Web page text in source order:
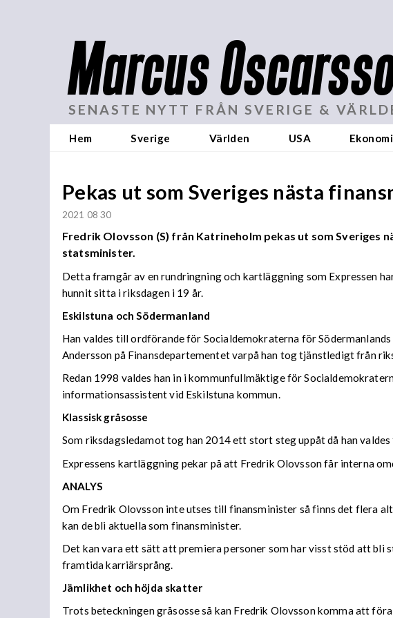
Marcus
SENASTE NYTT FRÅN SVERIGE &
Hem Sverige Världen USA Ekonomi
Pekas ut som Sveriges nästa
2021 08 30
Fredrik Olovsson (S) från Katrineholm pekas ut som Sveriges
statsminister.
Detta framgår av en rundringning och kartläggning som Expressen
hunnit sitta i riksdagen i 19 år.
Eskilstuna och Södermanland
Han valdes till ordförande för Socialdemokraterna för
Andersson på Finansdepartementet varpå han tog tjänstledigt från
Redan 1998 valdes han in i kommunfullmäktige för
informationsassistent vid Eskilstuna kommun.
Klassisk gråsosse
Som riksdagsledamot tog han 2014 ett stort steg uppåt då han
Expressens kartläggning pekar på att Fredrik Olovsson får interna
ANALYS
Om Fredrik Olovsson inte utses till finansminister så finns det flera
kan de bli aktuella som finansminister.
Det kan vara ett sätt att premiera personer som har visst stöd att bli
framtida karriärsprång.
Jämlikhet och höjda skatter
Trots beteckningen gråsosse så kan Fredrik Olovsson komma att